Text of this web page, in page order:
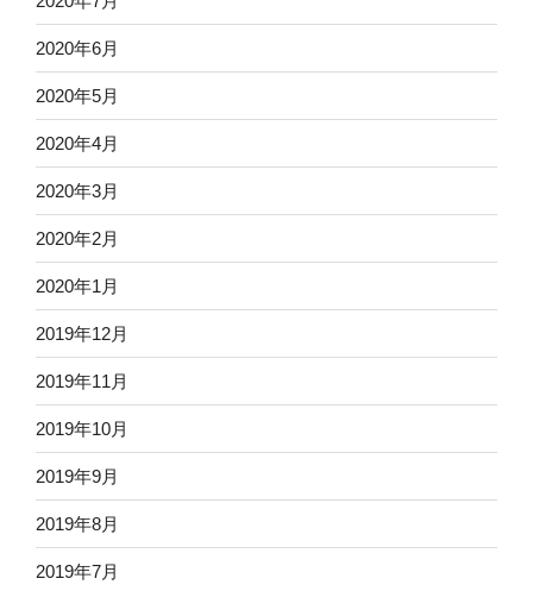
2020年6月
2020年5月
2020年4月
2020年3月
2020年2月
2020年1月
2019年12月
2019年11月
2019年10月
2019年9月
2019年8月
2019年7月